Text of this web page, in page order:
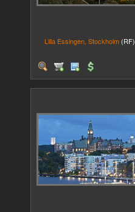
Lilla Essingen, Stockholm (RF)